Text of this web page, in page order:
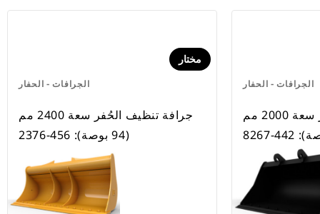
الجرافات - الحفار
مختار
جرافة تنظيف الحُفر سعة 2400 مم
(94 بوصة): 456-2376
الجرافات - الحفار
جرافة تنظيف الحُفر سعة 2000 مم